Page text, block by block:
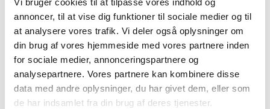
Vi bruger cookies til at tilpasse vores indhold og
annoncer, til at vise dig funktioner til sociale medier og til
at analysere vores trafik. Vi deler også oplysninger om
din brug af vores hjemmeside med vores partnere inden
for sociale medier, annonceringspartnere og
analysepartnere. Vores partnere kan kombinere disse
data med andre oplysninger, du har givet dem, eller som
de har indsamlet fra din brug af deres tjenester.
Returløb – 110 mm, Qp 0,6:Varenr.: 00685010
Returløb – 110 mm, Qp 1,5:Varenr.: 00685012
Returløb – 130 mm, Qp 1,5:Varenr.: 00685013
Returløb – 130 mm, Qp 2,5:Varenr.: 00685016
Fremløb – 110 mm, Qp 0,6:Varenr.: 01685010
Fremløb – 110 mm, Qp 1,5:Varenr.: 01685012
Fremløb – 130 mm, Qp 1,5:Varenr.: 01685013
Fremløb – 130 mm, Qp 2,5: Varenr.: 01685016